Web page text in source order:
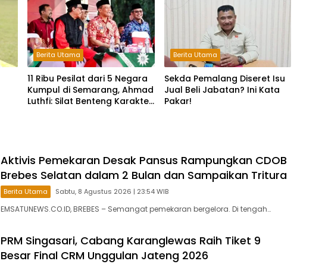
Berita Utama
11 Ribu Pesilat dari 5 Negara
Kumpul di Semarang, Ahmad
Luthfi: Silat Benteng Karakter
Berita Utama
Sekda Pemalang Diseret Isu
Jual Beli Jabatan? Ini Kata
Pakar!
Aktivis Pemekaran Desak Pansus Rampungkan CDOB
Brebes Selatan dalam 2 Bulan dan Sampaikan Tritura
Berita Utama Sabtu, 8 Agustus 2026 | 23:54 WIB
EMSATUNEWS.CO.ID, BREBES – Semangat pemekaran bergelora. Di tengah…
PRM Singasari, Cabang Karanglewas Raih Tiket 9
Besar Final CRM Unggulan Jateng 2026